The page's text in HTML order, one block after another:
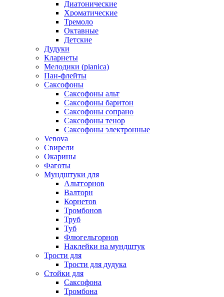
Диатонические
Хроматические
Тремоло
Октавные
Детские
Дудуки
Кларнеты
Мелодики (pianica)
Пан-флейты
Саксофоны
Саксофоны альт
Саксофоны баритон
Саксофоны сопрано
Саксофоны тенор
Саксофоны электронные
Venova
Свирели
Окарины
Фаготы
Мундштуки для
Альтгорнов
Валторн
Корнетов
Тромбонов
Труб
Туб
Флюгельгорнов
Наклейки на мундштук
Трости для
Трости для дудука
Стойки для
Саксофона
Тромбона